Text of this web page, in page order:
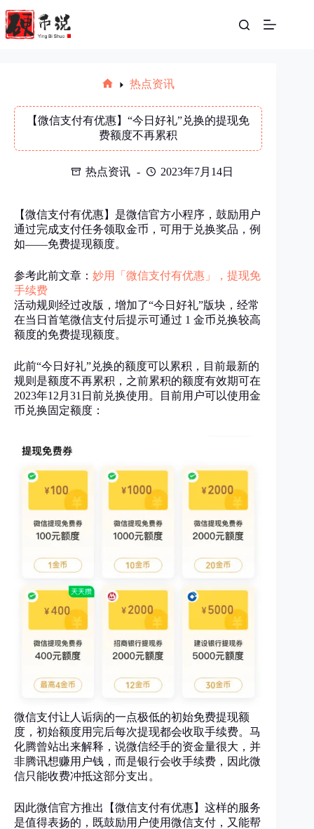
至
内
页
热点资讯
【微信支付有优惠】“今日好礼”兑换的提现免
费额度不再累积
热点资讯 2023年7月14日
【微信支付有优惠】是微信官方小程序，鼓励用户
通过完成支付任务领取金币，可用于兑换奖品，例
如——免费提现额度。
参考此前文章： 妙用「微信支付有优惠」，提现免
手续费
活动规则经过改版，增加了“今日好礼”版块，经常
在当日首笔微信支付后提示可通过 1 金币兑换较高
额度的免费提现额度。
此前“今日好礼”兑换的额度可以累积，目前最新的
规则是额度不再累积，之前累积的额度有效期可在
2023年12月31日前兑换使用。目前用户可以使用金
币兑换固定额度：
微信支付让人诟病的一点极低的初始免费提现额
度，初始额度用完后每次提现都会收取手续费。马
化腾曾站出来解释，说微信经手的资金量很大，并
非腾讯想赚用户钱，而是银行会收手续费，因此微
信只能收费冲抵这部分支出。
因此微信官方推出【微信支付有优惠】这样的服务
是值得表扬的，既鼓励用户使用微信支付，又能帮